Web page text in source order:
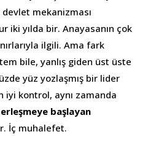
mekanizması
iki yılda bir. Anayasanın çok
ilgili. Ama fark
bile, yanlış giden üst üste
yüz yozlaşmış bir lider
iyi kontrol, aynı zamanda
başlayan
İç muhalefet.